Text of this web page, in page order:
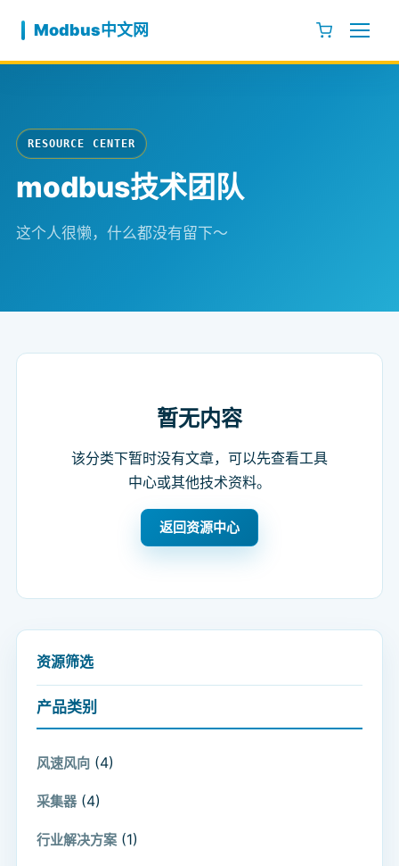
Modbus中文网
RESOURCE CENTER
modbus技术团队
这个人很懒，什么都没有留下～
暂无内容
该分类下暂时没有文章，可以先查看工具
中心或其他技术资料。
返回资源中心
资源筛选
产品类别
风速风向 (4)
采集器 (4)
行业解决方案 (1)